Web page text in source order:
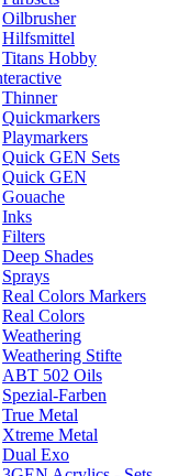
Oilbrusher
Hilfsmittel
Titans Hobby
Thinner
Quickmarkers
Playmarkers
Quick GEN Sets
Quick GEN
Gouache
Inks
Filters
Deep Shades
Sprays
Real Colors Markers
Real Colors
Weathering
Weathering Stifte
ABT 502 Oils
Spezial-Farben
True Metal
Xtreme Metal
Dual Exo